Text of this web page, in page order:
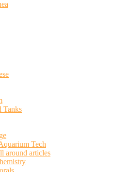
Tanks
Tech
around articles